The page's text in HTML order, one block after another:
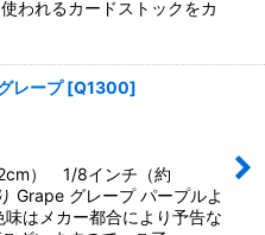
われるカードストックをカ
レープ [Q1300]
） 1/8インチ（約
グレープ パープルよ
味はメカー都合により予告な